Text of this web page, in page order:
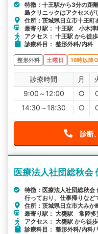
その
駅から探す
特徴：十王駅から3分の距
島クリニックはアクセスが
住所：茨城県日立市十王
最寄り駅： 十王駅 小木
アクセス： 十王駅 から徒
診療科目： 整形外科/内科
整形外科 土曜日 18時以降
診療時間 月
9:00～12:00
○
14:30～18:30
○
診断
医療法人社団総秋会
特徴：医療法人社団総秋会
行っており、仕事帰りなど
住所：茨城県日立市大み
最寄り駅： 大甕駅 常陸
アクセス： 大甕駅 から徒
診療科目： 整形外科/内科/